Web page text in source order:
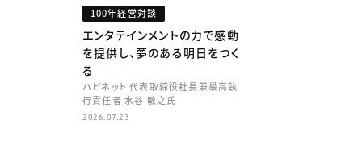
100年経営対談
エンタテインメントの力で感動
を提供し、夢のある明日をつく
る
ハピネット 代表取締役社長兼最高執
行責任者 水谷 敏之氏
2026.07.23